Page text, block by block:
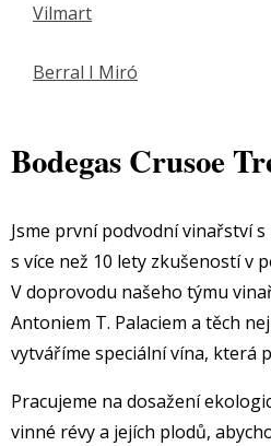
Vilmart
Berral I Miró
Bodegas Crusoe
Jsme první podvodní vinařství
s více než 10 lety zkušeností v
V doprovodu našeho týmu
Antoniem T. Palaciem a těch
vytváříme speciální vína, která
Pracujeme na dosažení
vinné révy a jejích plodů,